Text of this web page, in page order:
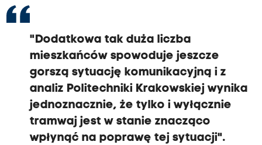
"Dodatkowa tak duża liczba
mieszkańców spowoduje jeszcze
gorszą sytuację komunikacyjną i z
analiz Politechniki Krakowskiej wynika
jednoznacznie, że tylko i wyłącznie
tramwaj jest w stanie znacząco
wpłynąć na poprawę tej sytuacji".